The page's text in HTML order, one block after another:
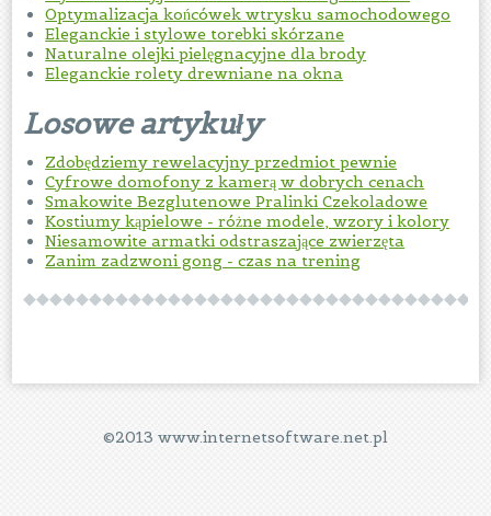
Optymalizacja końcówek wtrysku samochodowego
Eleganckie i stylowe torebki skórzane
Naturalne olejki pielęgnacyjne dla brody
Eleganckie rolety drewniane na okna
Losowe artykuły
Zdobędziemy rewelacyjny przedmiot pewnie
Cyfrowe domofony z kamerą w dobrych cenach
Smakowite Bezglutenowe Pralinki Czekoladowe
Kostiumy kąpielowe - różne modele, wzory i kolory
Niesamowite armatki odstraszające zwierzęta
Zanim zadzwoni gong - czas na trening
©2013 www.internetsoftware.net.pl